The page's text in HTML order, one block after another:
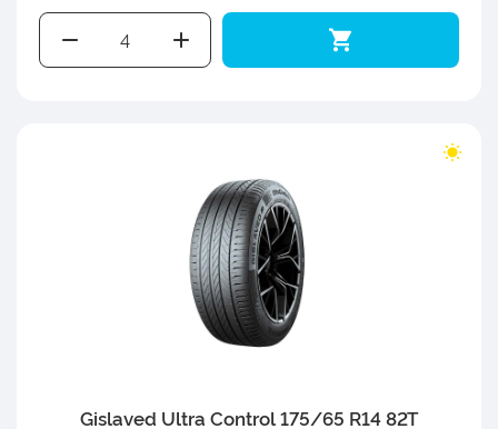
Gislaved Ultra Control 175/65 R14 82T